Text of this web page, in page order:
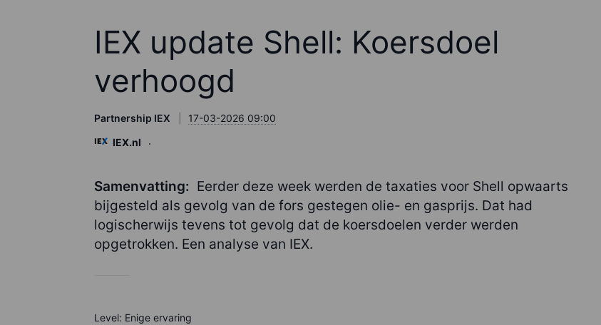
IEX update Shell: Koersdoel
verhoogd
Partnership IEX
17-03-2026 09:00
IEX.nl
Samenvatting: Eerder deze week werden de taxaties voor Shell opwaarts
bijgesteld als gevolg van de fors gestegen olie- en gasprijs. Dat had
logischerwijs tevens tot gevolg dat de koersdoelen verder werden
opgetrokken. Een analyse van IEX.
Level: Enige ervaring